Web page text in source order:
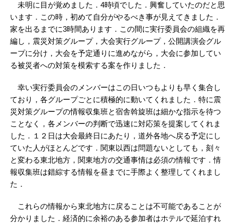
未明に目が覚めました．4時頃でした．興奮していたのだと思
います．この時，初めて自分がやるべき事が見えてきました．
家を出るまでに3時間あります．この間に実行委員会の組織を再
編し，震災対策グループ，大会実行グループ，公開講演会グル
ープに分け，大会を予定通りに進めながら，大会に参加してい
る被災者への対策を模索する案を作りました．
幸い実行委員会のメンバーはこの日いつもよりも早く集合し
ており，各グループごとに積極的に動いてくれました．特に震
災対策グループの情報収集班と宿舎斡旋班は細かな指示を待つ
ことなく，各メンバーの判断で迅速に対応策を提案してくれま
した．１２日は大会最終日にあたり，道外各地へ戻る予定にし
ていた人がほとんどです．関東以西は問題ないとしても，刻々
と変わる東北地方，関東地方の交通事情は必須の情報です．情
報収集班は錯綜する情報を昼までに手際よく整理してくれまし
た．
これらの情報から東北地方に戻ることは不可能であることが
分かりました．経済的に余裕のある参加者はホテルで延泊すれ